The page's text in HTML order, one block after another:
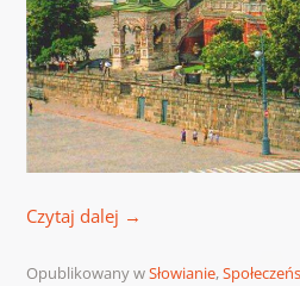
Czytaj dalej →
Opublikowany wSłowianie,